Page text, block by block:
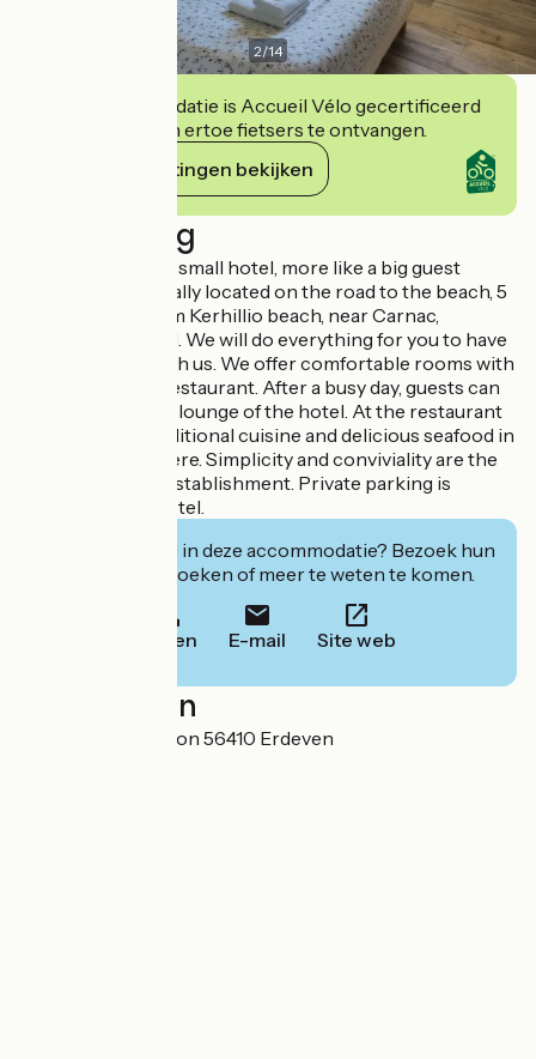
2/14
Deze accommodatie is Accueil Vélo gecertificeerd
en verbindt zich ertoe fietsers te ontvangen.
Haar verplichtingen bekijken
Beschrijving
La Voile Bleue is a small hotel, more like a big guest
house. We are ideally located on the road to the beach, 5
minutes drive from Kerhillio beach, near Carnac,
Quiberon and Etel. We will do everything for you to have
a pleasant stay with us. We offer comfortable rooms with
free Wi-Fi and a restaurant. After a busy day, guests can
relax in the bar or lounge of the hotel. At the restaurant
you can enjoy traditional cuisine and delicious seafood in
a casual atmosphere. Simplicity and conviviality are the
hallmarks of the establishment. Private parking is
available at the Hotel.
Geïnteresseerd in deze accommodatie? Bezoek hun
website om te boeken of meer te weten te komen.
Bellen E-mail Site web
Localisation
2 Lieu-dit Le Narbon 56410 Erdeven